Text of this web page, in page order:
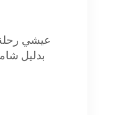
عيشي
بدليل